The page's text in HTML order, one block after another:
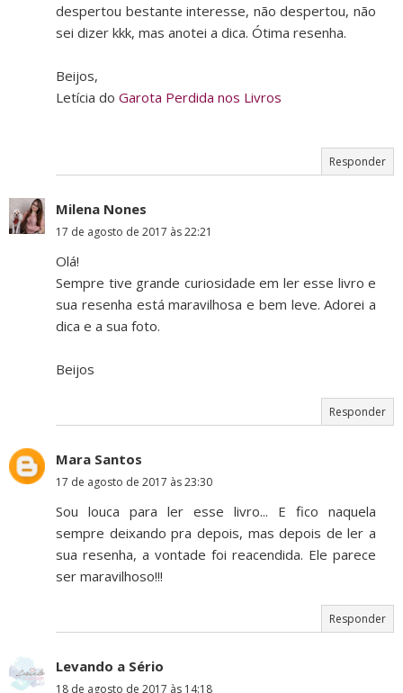
despertou bestante interesse, não despertou, não
sei dizer kkk, mas anotei a dica. Ótima resenha.
Beijos,
Letícia do Garota Perdida nos Livros
Responder
Milena Nones
17 de agosto de 2017 às 22:21
Olá!
Sempre tive grande curiosidade em ler esse livro e
sua resenha está maravilhosa e bem leve. Adorei a
dica e a sua foto.
Beijos
Responder
Mara Santos
17 de agosto de 2017 às 23:30
Sou louca para ler esse livro... E fico naquela
sempre deixando pra depois, mas depois de ler a
sua resenha, a vontade foi reacendida. Ele parece
ser maravilhoso!!!
Responder
Levando a Sério
18 de agosto de 2017 às 14:18